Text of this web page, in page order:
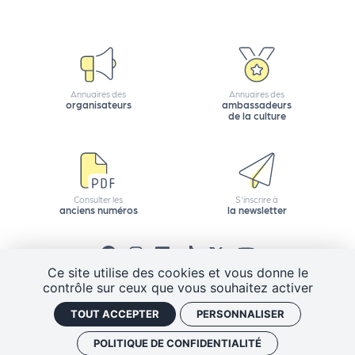
Ce site utilise des cookies et vous donne le
contrôle sur ceux que vous souhaitez activer
TOUT ACCEPTER PERSONNALISER
POLITIQUE DE CONFIDENTIALITÉ
Annuaires des
organisateurs
Annuaires des
ambassadeurs
de la culture
Consulter les
anciens numéros
S'inscrire à
la newsletter
CGV Mentions légales
Plan de site
Politique de confidentialité
Gestion des cookies
J'ai un code promo
Retrouver vos commandes